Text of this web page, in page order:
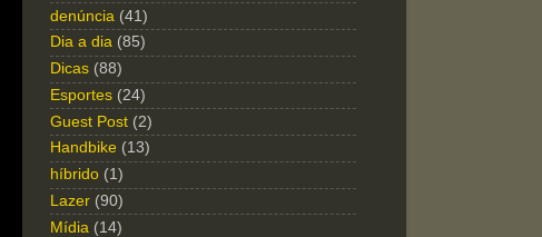
denúncia (41)
Dia a dia (85)
Dicas (88)
Esportes (24)
Guest Post (2)
Handbike (13)
híbrido (1)
Lazer (90)
Mídia (14)